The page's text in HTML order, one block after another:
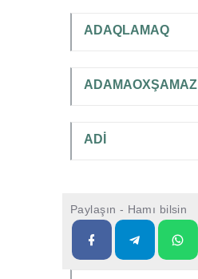
ADAQLAMAQ
ADAMAOXŞAMAZ
ADİ
Paylaşın - Hamı bilsin